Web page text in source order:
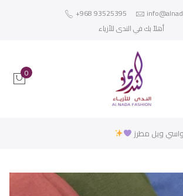
+968 93525395
أهلاً بك في الندى للأزياء
0
ويل مطرز